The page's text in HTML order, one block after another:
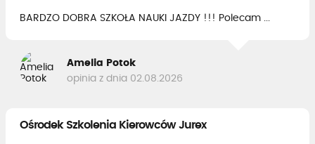
BARDZO DOBRA SZKOŁA NAUKI JAZDY !!! Polecam ...
Amelia Potok
opinia z dnia 02.08.2026
Ośrodek Szkolenia Kierowców Jurex